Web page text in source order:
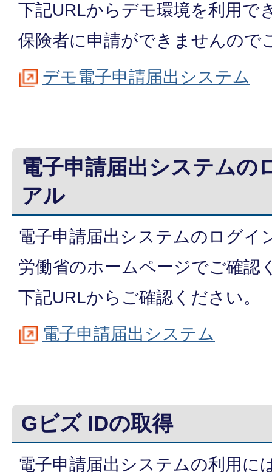
下記URLからデモ環境を利用で
保険者に申請ができませんので
デモ電子申請届出システム
電子申請届出システムの
アル
電子申請届出システムのログイ
労働省のホームページでご確認
下記URLからご確認ください。
電子申請届出システム
Gビズ IDの取得
電子申請届出システムの利用に